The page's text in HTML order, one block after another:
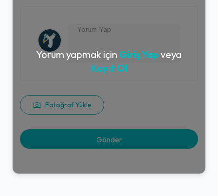
Fotoğraf Yükle
Yorum yapmak için Giriş Yap veya
Kayıt Ol